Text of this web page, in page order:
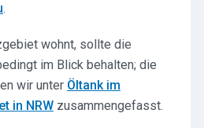
.
wohnt, sollte die
im Blick behalten; die
wir unter Öltank im
in NRW zusammengefasst.